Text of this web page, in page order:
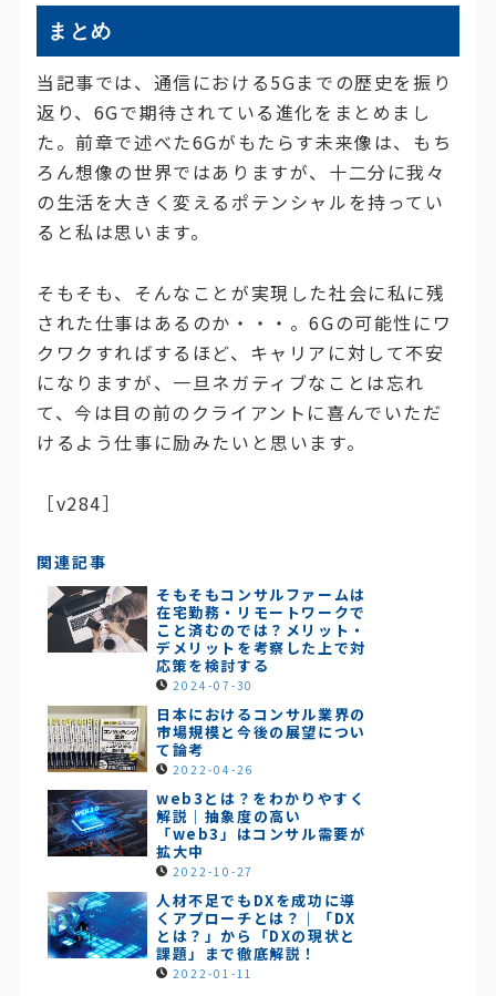
まとめ
当記事では、通信における5Gまでの歴史を振り
返り、6Gで期待されている進化をまとめまし
た。前章で述べた6Gがもたらす未来像は、もち
ろん想像の世界ではありますが、十二分に我々
の生活を大きく変えるポテンシャルを持ってい
ると私は思います。
そもそも、そんなことが実現した社会に私に残
された仕事はあるのか・・・。6Gの可能性にワ
クワクすればするほど、キャリアに対して不安
になりますが、一旦ネガティブなことは忘れ
て、今は目の前のクライアントに喜んでいただ
けるよう仕事に励みたいと思います。
［v284］
関連記事
そもそもコンサルファームは
在宅勤務・リモートワークで
こと済むのでは？メリット・
デメリットを考察した上で対
応策を検討する
2024-07-30
日本におけるコンサル業界の
市場規模と今後の展望につい
て論考
2022-04-26
web3とは？をわかりやすく
解説｜抽象度の高い
「web3」はコンサル需要が
拡大中
2022-10-27
人材不足でもDXを成功に導
くアプローチとは？｜「DX
とは？」から「DXの現状と
課題」まで徹底解説！
2022-01-11